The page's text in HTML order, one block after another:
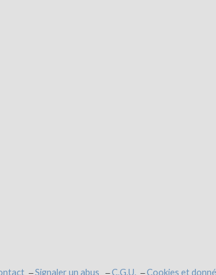
Signaler un abus C.G.U. Cookies et